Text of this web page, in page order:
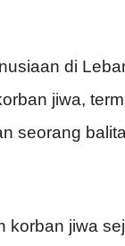
di
jiwa,
seorang
korban jiwa